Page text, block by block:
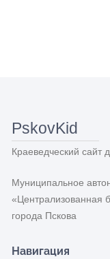
PskovKid
Краеведческий сайт
Муниципальное
«Централизованная
города Пскова
Навигация